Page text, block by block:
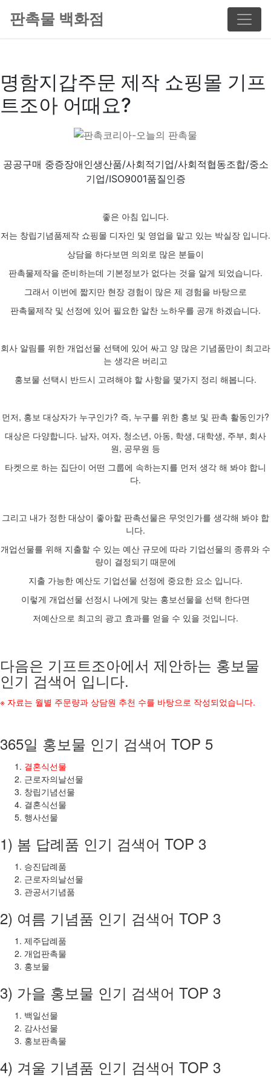
판촉물 백화점
명함지갑주문 제작 쇼핑몰 기프
트조아 어때요?
공공구매 중증장애인생산품/사회적기업/사회적협동조합/중소
기업/ISO9001품질인증
좋은 아침 입니다.
저는 창립기념품제작 쇼핑몰 디자인 및 영업을 맡고 있는 박실장 입니다.
상담을 하다보면 의외로 많은 분들이
판촉물제작을 준비하는데 기본정보가 없다는 것을 알게 되었습니다.
그래서 이번에 짧지만 현장 경험이 많은 제 경험을 바탕으로
판촉물제작 및 선정에 있어 필요한 알찬 노하우를 공개 하겠습니다.
회사 알림를 위한 개업선물 선택에 있어 싸고 양 많은 기념품만이 최고라
는 생각은 버리고
홍보물 선택시 반드시 고려해야 할 사항을 몇가지 정리 해봅니다.
먼저, 홍보 대상자가 누구인가? 즉, 누구를 위한 홍보 및 판촉 활동인가?
대상은 다양합니다. 남자, 여자, 청소년, 아동, 학생, 대학생, 주부, 회사
원, 공무원 등
타켓으로 하는 집단이 어떤 그룹에 속하는지를 먼저 생각 해 봐야 합니
다.
그리고 내가 정한 대상이 좋아할 판촉선물은 무엇인가를 생각해 봐야 합
니다.
개업선물를 위해 지출할 수 있는 예산 규모에 따라 기업선물의 종류와 수
량이 결정되기 때문에
지출 가능한 예산도 기업선물 선정에 중요한 요소 입니다.
이렇게 개업선물 선정시 나에게 맞는 홍보선물을 선택 한다면
저예산으로 최고의 광고 효과를 얻을 수 있을 것입니다.
다음은 기프트조아에서 제안하는 홍보물
인기 검색어 입니다.
※ 자료는 월별 주문량과 상담원 추천 수를 바탕으로 작성되었습니다.
365일 홍보물 인기 검색어 TOP 5
결혼식선물
근로자의날선물
창립기념선물
결혼식선물
행사선물
1) 봄 답례품 인기 검색어 TOP 3
승진답례품
근로자의날선물
관공서기념품
2) 여름 기념품 인기 검색어 TOP 3
제주답례품
개업판촉물
홍보물
3) 가을 홍보물 인기 검색어 TOP 3
백일선물
감사선물
홍보판촉물
4) 겨울 기념품 인기 검색어 TOP 3